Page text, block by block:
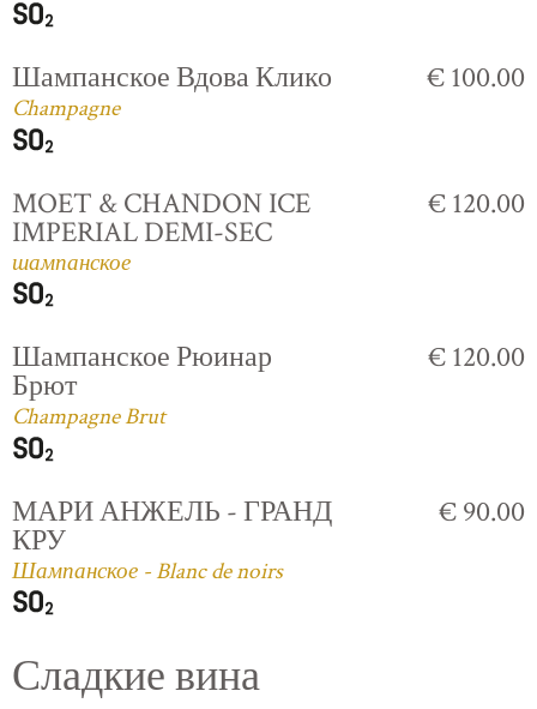
Шампанское Вдова Клико
Champagne
€ 100.00
MOET & CHANDON ICE
IMPERIAL DEMI-SEC
шампанское
€ 120.00
Шампанское Рюинар
Брют
Champagne Brut
€ 120.00
МАРИ АНЖЕЛЬ - ГРАНД
КРУ
Шампанское - Blanc de noirs
€ 90.00
Сладкие вина